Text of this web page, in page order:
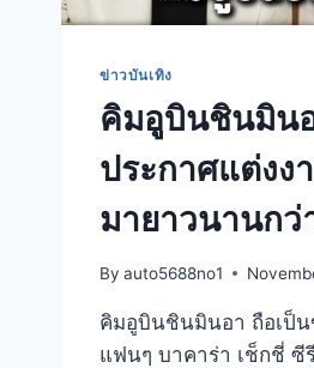
ข่าวบันเทิง
คิมอูบินชินมิน
ประกาศแต่งง
มายาวนานกว่
By auto5688no1
คิมอูบินชินมินอา ถือเป็
แฟนๆ บาคาร่า เช็กชี่ ซี